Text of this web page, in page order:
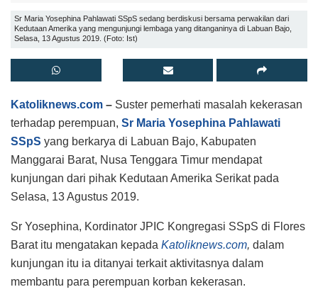
Sr Maria Yosephina Pahlawati SSpS sedang berdiskusi bersama perwakilan dari
Kedutaan Amerika yang mengunjungi lembaga yang ditanganinya di Labuan Bajo,
Selasa, 13 Agustus 2019. (Foto: Ist)
Katoliknews.com – Suster pemerhati masalah kekerasan
terhadap perempuan, Sr Maria Yosephina Pahlawati
SSpS yang berkarya di Labuan Bajo, Kabupaten
Manggarai Barat, Nusa Tenggara Timur mendapat
kunjungan dari pihak Kedutaan Amerika Serikat pada
Selasa, 13 Agustus 2019.
Sr Yosephina, Kordinator JPIC Kongregasi SSpS di Flores
Barat itu mengatakan kepada Katoliknews.com, dalam
kunjungan itu ia ditanyai terkait aktivitasnya dalam
membantu para perempuan korban kekerasan.